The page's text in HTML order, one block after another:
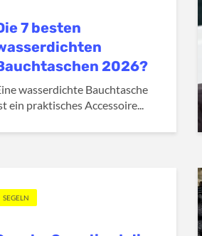
7 besten
2026?
wasserdichte Bauchtasche
ein praktisches Accessoire...
SEGELN